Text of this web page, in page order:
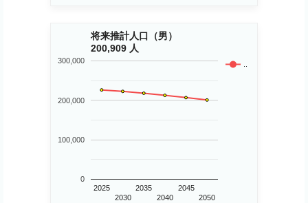
将来推計人口（男）
200,909 人
..
2025
2030
2035
2040
2045
2050
0
100,000
200,000
300,000